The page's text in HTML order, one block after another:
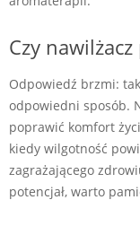
Czy
Odpowiedź brzmi:
odpowiedni sposób.
poprawić komfort
kiedy wilgotność
zagrażającego
potencjał, warto